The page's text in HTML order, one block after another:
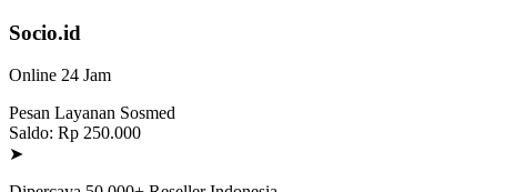
Socio.id
Online 24 Jam
Pesan Layanan Sosmed
Saldo: Rp 250.000
➤